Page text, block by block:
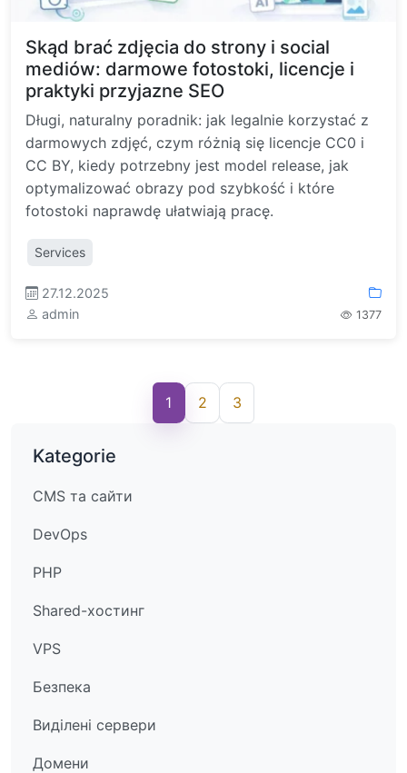
Skąd brać zdjęcia do strony i social
mediów: darmowe fotostoki, licencje i
praktyki przyjazne SEO
Długi, naturalny poradnik: jak legalnie korzystać z
darmowych zdjęć, czym różnią się licencje CC0 i
CC BY, kiedy potrzebny jest model release, jak
optymalizować obrazy pod szybkość i które
fotostoki naprawdę ułatwiają pracę.
Services
27.12.2025
admin
1377
1 2 3
Kategorie
CMS та сайти
DevOps
PHP
Shared-хостинг
VPS
Безпека
Виділені сервери
Домени